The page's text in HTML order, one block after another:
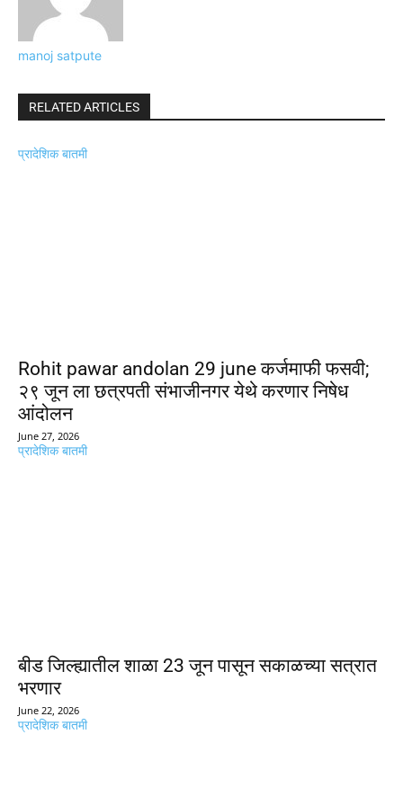
manoj satpute
RELATED ARTICLES
प्रादेशिक बातमी
Rohit pawar andolan 29 june कर्जमाफी फसवी;
२९ जून ला छत्रपती संभाजीनगर येथे करणार निषेध
आंदोलन
June 27, 2026
प्रादेशिक बातमी
बीड जिल्ह्यातील शाळा 23 जून पासून सकाळच्या सत्रात
भरणार
June 22, 2026
प्रादेशिक बातमी